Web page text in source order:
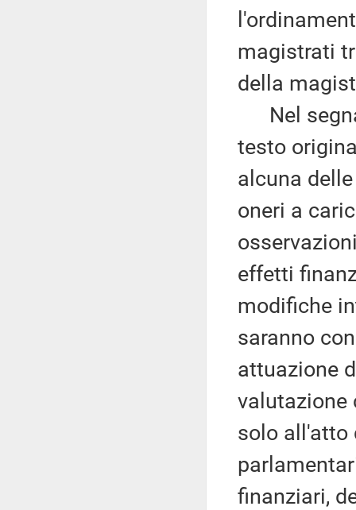
magistrati
della
Nel
testo
alcuna
oneri a
effetti
modifiche
saranno
attuazione
solo all'atto
finanziari,